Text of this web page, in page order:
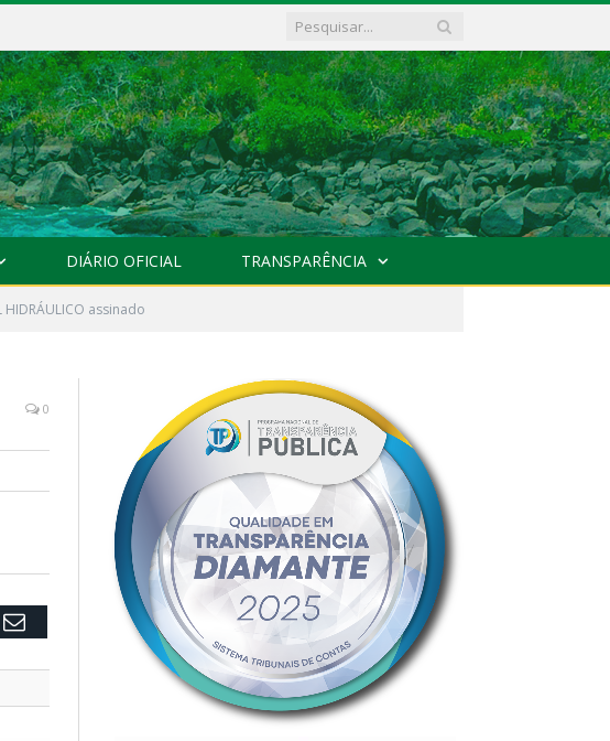
DIÁRIO OFICIAL TRANSPARÊNCIA
HIDRÁULICO assinado
0
Email